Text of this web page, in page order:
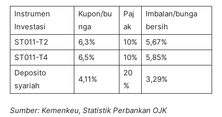
Instrumen
Investasi
Kupon/bu
nga
Paj
ak
Imbalan/bunga
bersih
ST011-T2
6,3% 10%
5,67%
ST011-T4
6,5% 10%
5,85%
Deposito
syariah
4,11%
20
%
3,29%
Sumber: Kemenkeu, Statistik Perbankan OJK